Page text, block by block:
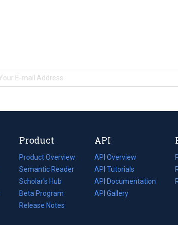
Product
Product Overview
Semantic Reader
Scholar's Hub
Beta Program
Release Notes
API
API Overview
API Tutorials
API Documentation
(opens
in
API Gallery